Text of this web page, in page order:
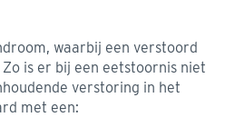
waarbij een verstoord
is er bij een eetstoornis niet
verstoring in het
met een: